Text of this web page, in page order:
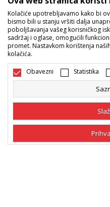
Sport Vision ponude
Pratite nas
Mi dijelimo naše tajne sa
mrežama i saznajte sve o
Kolačiće upotrebljavamo kako bi
bismo bili u stanju vršiti dalja
poboljšavanja vašeg korisničkog
sadržaj i oglase, omogućili
promet. Nastavkom korištenja
kolačića.
Obavezni Statistika